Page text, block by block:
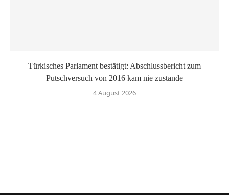
Türkisches Parlament bestätigt: Abschlussbericht zum
Putschversuch von 2016 kam nie zustande
4 August 2026